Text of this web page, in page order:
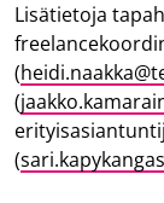
Lisätietoja
(
(
(